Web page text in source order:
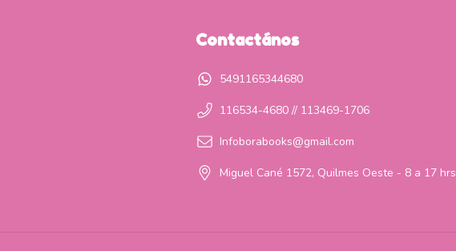
Contactános
5491165344680
116534-4680 // 113469-1706
Infoborabooks@gmail.com
Miguel Cané 1572, Quilmes Oeste - 8 a 17 hrs